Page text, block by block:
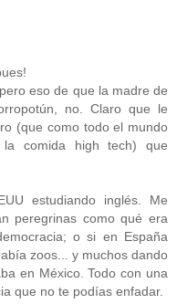
eso de que la madre de
no. Claro que le
(que como todo el mundo
comida high tech) que
estudiando inglés. Me
peregrinas como qué era
o si en España
zoos... y muchos dando
en México. Todo con una
que no te podías enfadar.